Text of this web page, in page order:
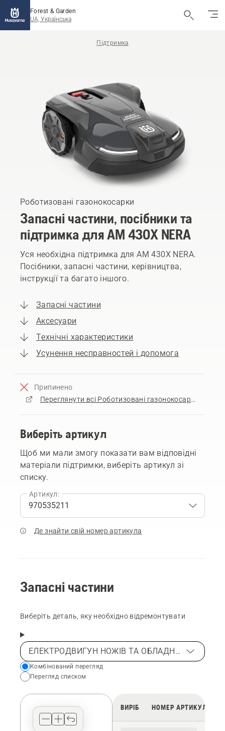
Forest & Garden
UA, Українська
Підтримка
Роботизовані газонокосарки
Запасні частини, посібники та
підтримка для AM 430X NERA
Уся необхідна підтримка для AM 430X NERA.
Посібники, запасні частини, керівництва,
інструкції та багато іншого.
Запасні частини
Аксесуари
Технічні характеристики
Усунення несправностей і допомога
Припинено
Переглянути всі Роботизовані газонокосарки на продаж
Виберіть артикул
Щоб ми мали змогу показати вам відповідні
матеріали підтримки, виберіть артикул зі
списку.
Артикул:
Де знайти свій номер артикула
Запасні частини
Виберіть деталь, яку необхідно відремонтувати
ЕЛЕКТРОДВИГУН НОЖІВ ТА ОБЛАДНАННЯ ДЛЯ СКОШУВАННЯ
Choose
your
view
Комбінований перегляд
Перегляд списком
ВИРІБ НОМЕР АРТИКУЛУ